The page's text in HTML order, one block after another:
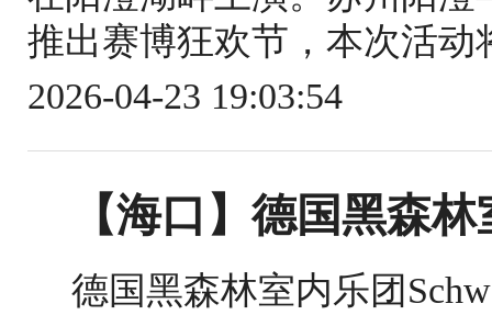
推出赛博狂欢节，本次活
2026-04-23 19:03:54
【海口】德国黑森
德国黑森林室内乐团